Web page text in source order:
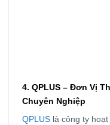
4. QPLUS – Đơn Vị
Chuyên Nghiệp
QPLUSlà công ty hoạt